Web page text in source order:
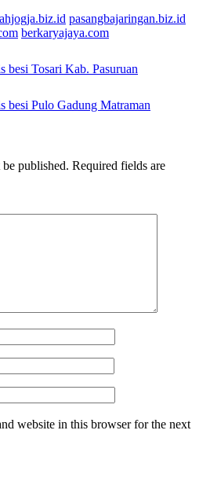
pasangbajaringan.biz.id
berkaryajaya.com
besi Tosari Kab. Pasuruan
besi Pulo Gadung Matraman
published. Required fields are
website in this browser for the next